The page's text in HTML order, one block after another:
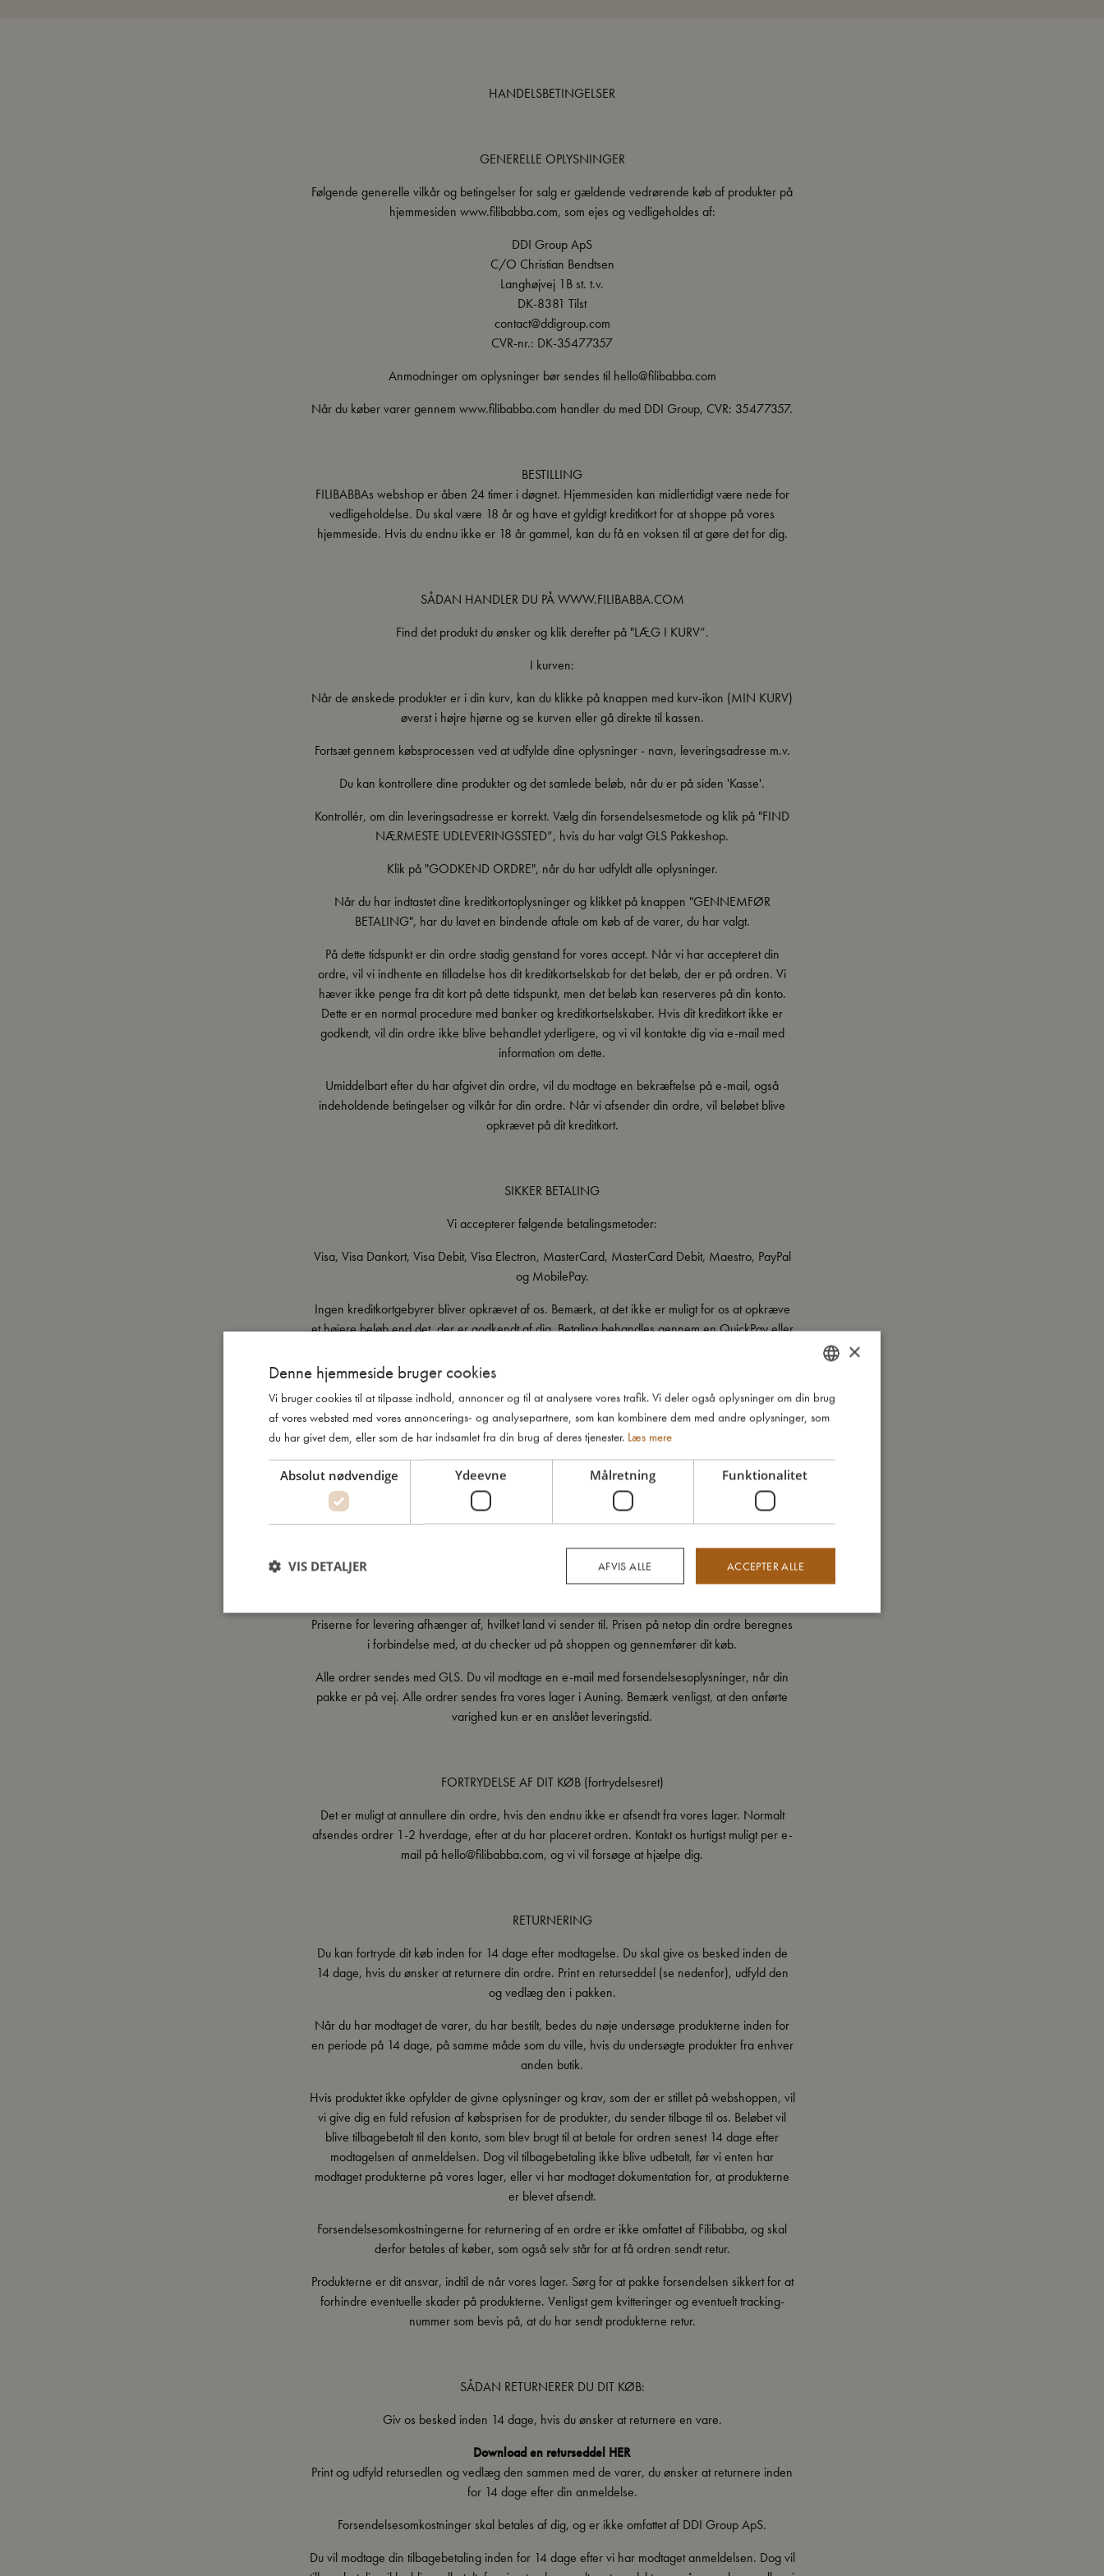
HANDELSBETINGELSER
GENERELLE OPLYSNINGER
Følgende generelle vilkår og betingelser for salg er gældende vedrørende køb af produkter på
hjemmesiden www.filibabba.com, som ejes og vedligeholdes af:
DDI Group ApS
C/O Christian Bendtsen
Langhøjvej 1B st. t.v.
DK-8381 Tilst
contact@ddigroup.com
CVR-nr.: DK-35477357
Anmodninger om oplysninger bør sendes til hello@filibabba.com
Når du køber varer gennem www.filibabba.com handler du med DDI Group, CVR: 35477357.
BESTILLING
FILIBABBAs webshop er åben 24 timer i døgnet. Hjemmesiden kan midlertidigt være nede for
vedligeholdelse. Du skal være 18 år og have et gyldigt kreditkort for at shoppe på vores
hjemmeside. Hvis du endnu ikke er 18 år gammel, kan du få en voksen til at gøre det for dig.
SÅDAN HANDLER DU PÅ WWW.FILIBABBA.COM
Find det produkt du ønsker og klik derefter på "LÆG I KURV”.
I kurven:
Når de ønskede produkter er i din kurv, kan du klikke på knappen med kurv-ikon (MIN KURV)
øverst i højre hjørne og se kurven eller gå direkte til kassen.
Fortsæt gennem købsprocessen ved at udfylde dine oplysninger - navn, leveringsadresse m.v.
Du kan kontrollere dine produkter og det samlede beløb, når du er på siden 'Kasse'.
Kontrollér, om din leveringsadresse er korrekt. Vælg din forsendelsesmetode og klik på "FIND
NÆRMESTE UDLEVERINGSSTED”, hvis du har valgt GLS Pakkeshop.
Klik på "GODKEND ORDRE", når du har udfyldt alle oplysninger.
Når du har indtastet dine kreditkortoplysninger og klikket på knappen "GENNEMFØR
BETALING", har du lavet en bindende aftale om køb af de varer, du har valgt.
På dette tidspunkt er din ordre stadig genstand for vores accept. Når vi har accepteret din
ordre, vil vi indhente en tilladelse hos dit kreditkortselskab for det beløb, der er på ordren. Vi
hæver ikke penge fra dit kort på dette tidspunkt, men det beløb kan reserveres på din konto.
Dette er en normal procedure med banker og kreditkortselskaber. Hvis dit kreditkort ikke er
godkendt, vil din ordre ikke blive behandlet yderligere, og vi vil kontakte dig via e-mail med
information om dette.
Umiddelbart efter du har afgivet din ordre, vil du modtage en bekræftelse på e-mail, også
indeholdende betingelser og vilkår for din ordre. Når vi afsender din ordre, vil beløbet blive
opkrævet på dit kreditkort.
SIKKER BETALING
Vi accepterer følgende betalingsmetoder:
Visa, Visa Dankort, Visa Debit, Visa Electron, MasterCard, MasterCard Debit, Maestro, PayPal
og MobilePay.
Ingen kreditkortgebyrer bliver opkrævet af os. Bemærk, at det ikke er muligt for os at opkræve
et højere beløb end det, der er godkendt af dig. Betaling behandles gennem en QuickPay eller
FORSENDELSE OG LEVERING
Vi leverer til alle lande i Den Europæiske Union (EU). Fragtomkostningen afhænger af hvilket
dig gratis forsendelse.
Hvis dine varer er på lager, bliver din ordre normalt afsendt fra vores lager inden for 1-2
hverdage, fra vi modtager din ordre i systemet.
Priserne for levering afhænger af, hvilket land vi sender til. Prisen på netop din ordre beregnes
i forbindelse med, at du checker ud på shoppen og gennemfører dit køb.
Alle ordrer sendes med GLS. Du vil modtage en e-mail med forsendelsesoplysninger, når din
pakke er på vej. Alle ordrer sendes fra vores lager i Auning. Bemærk venligst, at den anførte
varighed kun er en anslået leveringstid.
FORTRYDELSE AF DIT KØB (fortrydelsesret)
Det er muligt at annullere din ordre, hvis den endnu ikke er afsendt fra vores lager. Normalt
afsendes ordrer 1-2 hverdage, efter at du har placeret ordren. Kontakt os hurtigst muligt per e-
mail på hello@filibabba.com, og vi vil forsøge at hjælpe dig.
RETURNERING
Du kan fortryde dit køb inden for 14 dage efter modtagelse. Du skal give os besked inden de
14 dage, hvis du ønsker at returnere din ordre. Print en returseddel (se nedenfor), udfyld den
og vedlæg den i pakken.
Når du har modtaget de varer, du har bestilt, bedes du nøje undersøge produkterne inden for
en periode på 14 dage, på samme måde som du ville, hvis du undersøgte produkter fra enhver
anden butik.
Hvis produktet ikke opfylder de givne oplysninger og krav, som der er stillet på webshoppen, vil
vi give dig en fuld refusion af købsprisen for de produkter, du sender tilbage til os. Beløbet vil
blive tilbagebetalt til den konto, som blev brugt til at betale for ordren senest 14 dage efter
modtagelsen af anmeldelsen. Dog vil tilbagebetaling ikke blive udbetalt, før vi enten har
modtaget produkterne på vores lager, eller vi har modtaget dokumentation for, at produkterne
er blevet afsendt.
Forsendelsesomkostningerne for returnering af en ordre er ikke omfattet af Filibabba, og skal
derfor betales af køber, som også selv står for at få ordren sendt retur.
Produkterne er dit ansvar, indtil de når vores lager. Sørg for at pakke forsendelsen sikkert for at
forhindre eventuelle skader på produkterne. Venligst gem kvitteringer og eventuelt tracking-
nummer som bevis på, at du har sendt produkterne retur.
SÅDAN RETURNERER DU DIT KØB:
Giv os besked inden 14 dage, hvis du ønsker at returnere en vare.
Download en returseddel HER
Print og udfyld retursedlen og vedlæg den sammen med de varer, du ønsker at returnere inden
for 14 dage efter din anmeldelse.
Forsendelsesomkostninger skal betales af dig, og er ikke omfattet af DDI Group ApS.
Du vil modtage din tilbagebetaling inden for 14 dage efter vi har modtaget anmeldelsen. Dog vil
DANISH
ENGLISH
×
Denne hjemmeside bruger cookies
Vi bruger cookies til at tilpasse indhold, annoncer og til at analysere vores trafik. Vi deler også oplysninger om din brug
af vores websted med vores annoncerings- og analysepartnere, som kan kombinere dem med andre oplysninger, som
du har givet dem, eller som de har indsamlet fra din brug af deres tjenester. Læs mere
Absolut nødvendige Ydeevne Målretning Funktionalitet
ACCEPTER ALLE
AFVIS ALLE
VIS DETALJER